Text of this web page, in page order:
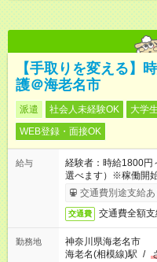
【手取りを変える】
護＠海老名市
派遣 社会人未経験OK 大学
WEB登録・面接OK
給与
経験者：時給1800
選べます）※稼働開
す。交通費別途支給あ
交通費 交通費全額
勤務地
神奈川県海老名市
海老名(相模線)駅 /